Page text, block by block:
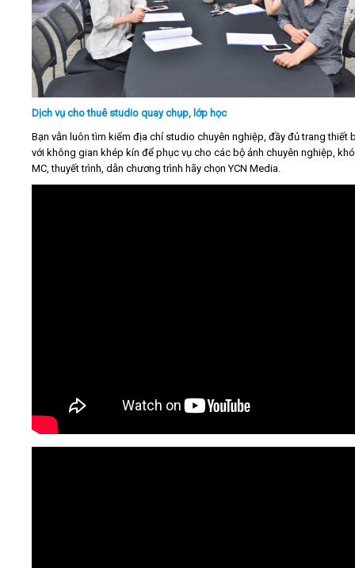
Dịch vụ cho thuê studio quay chụp, lớp học
Bạn vẫn luôn tìm kiếm địa chỉ studio chuyên nghiệp, đầy đủ trang thiết
với không gian khép kín để phục vụ cho các bộ ảnh chuyên nghiệp,
MC, thuyết trình, dẫn chương trình hãy chọn YCN Media.